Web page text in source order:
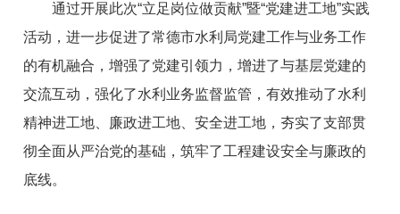
通过开展此次“立足岗位做贡献”暨“党建进工地”实践
活动，进一步促进了常德市水利局党建工作与业务工作
的有机融合，增强了党建引领力，增进了与基层党建的
交流互动，强化了水利业务监督监管，有效推动了水利
精神进工地、廉政进工地、安全进工地，夯实了支部贯
彻全面从严治党的基础，筑牢了工程建设安全与廉政的
底线。